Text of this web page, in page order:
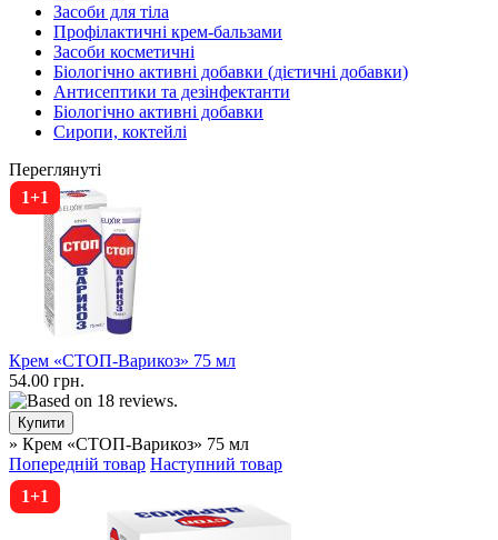
Засоби для тіла
Профілактичні крем-бальзами
Засоби косметичні
Біологічно активні добавки (дієтичні добавки)
Антисептики та дезінфектанти
Біологічно активні добавки
Сиропи, коктейлі
Переглянуті
1+1
Крем «СТОП-Варикоз» 75 мл
54.00 грн.
» Крем «СТОП-Варикоз» 75 мл
Попередній товар Наступний товар
1+1